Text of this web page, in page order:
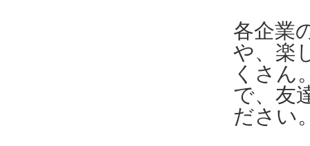
各企業
や、楽
くさん
で、友
ださい